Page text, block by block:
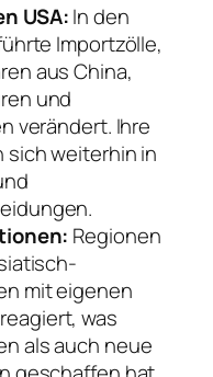
USA:In den
Importzölle,
aus China,
und
verändert. Ihre
sich weiterhin in
Regionen
mit eigenen
was
als auch neue